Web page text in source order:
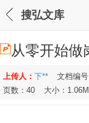
搜弘文库
从零开始做
上传人： 下** 文档编
页数：40
大小：